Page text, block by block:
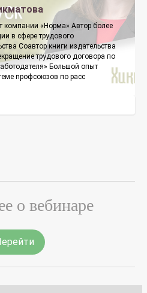
компании «Норма» Автор более
в сфере трудового
Соавтор книги издательства
трудового договора по
Большой опыт
профсоюзов по расс
о вебинаре